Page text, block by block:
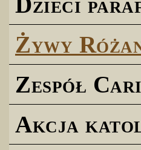
Żywy
Zespół
Akcja